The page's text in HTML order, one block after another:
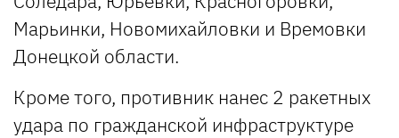
Марьинки, Новомихайловки и Времовки
Донецкой области.
Кроме того, противник нанес 2 ракетных
удара по гражданской инфраструктуре